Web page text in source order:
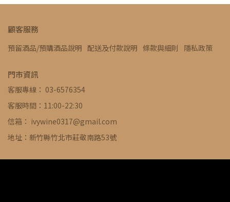
顧客服務
預留酒品/預購酒品說明 配送及付款說明 條款與細則 隱私政策
門市資訊
客服專線： 03-6576354
客服時間：11:00-22:30
信箱： ivywine0317@gmail.com
地址：新竹縣竹北市莊敬南路53號